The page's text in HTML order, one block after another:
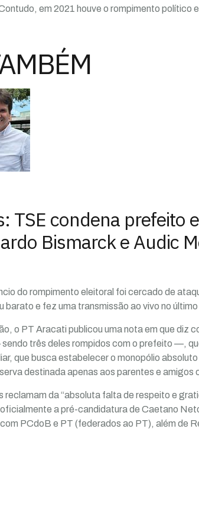
em 2021 houve o rompimento político
TSE condena prefeito
Bismarck e Audic
do rompimento eleitoral foi cercado de
barato e fez uma transmissão ao vivo no
o PT Aracati publicou uma nota em que diz
três deles rompidos com o prefeito —,
que busca estabelecer o monopólio
destinada apenas aos parentes e amigos
reclamam da “absoluta falta de respeito e
oficialmente a pré-candidatura de Caetano
PCdoB e PT (federados ao PT), além de